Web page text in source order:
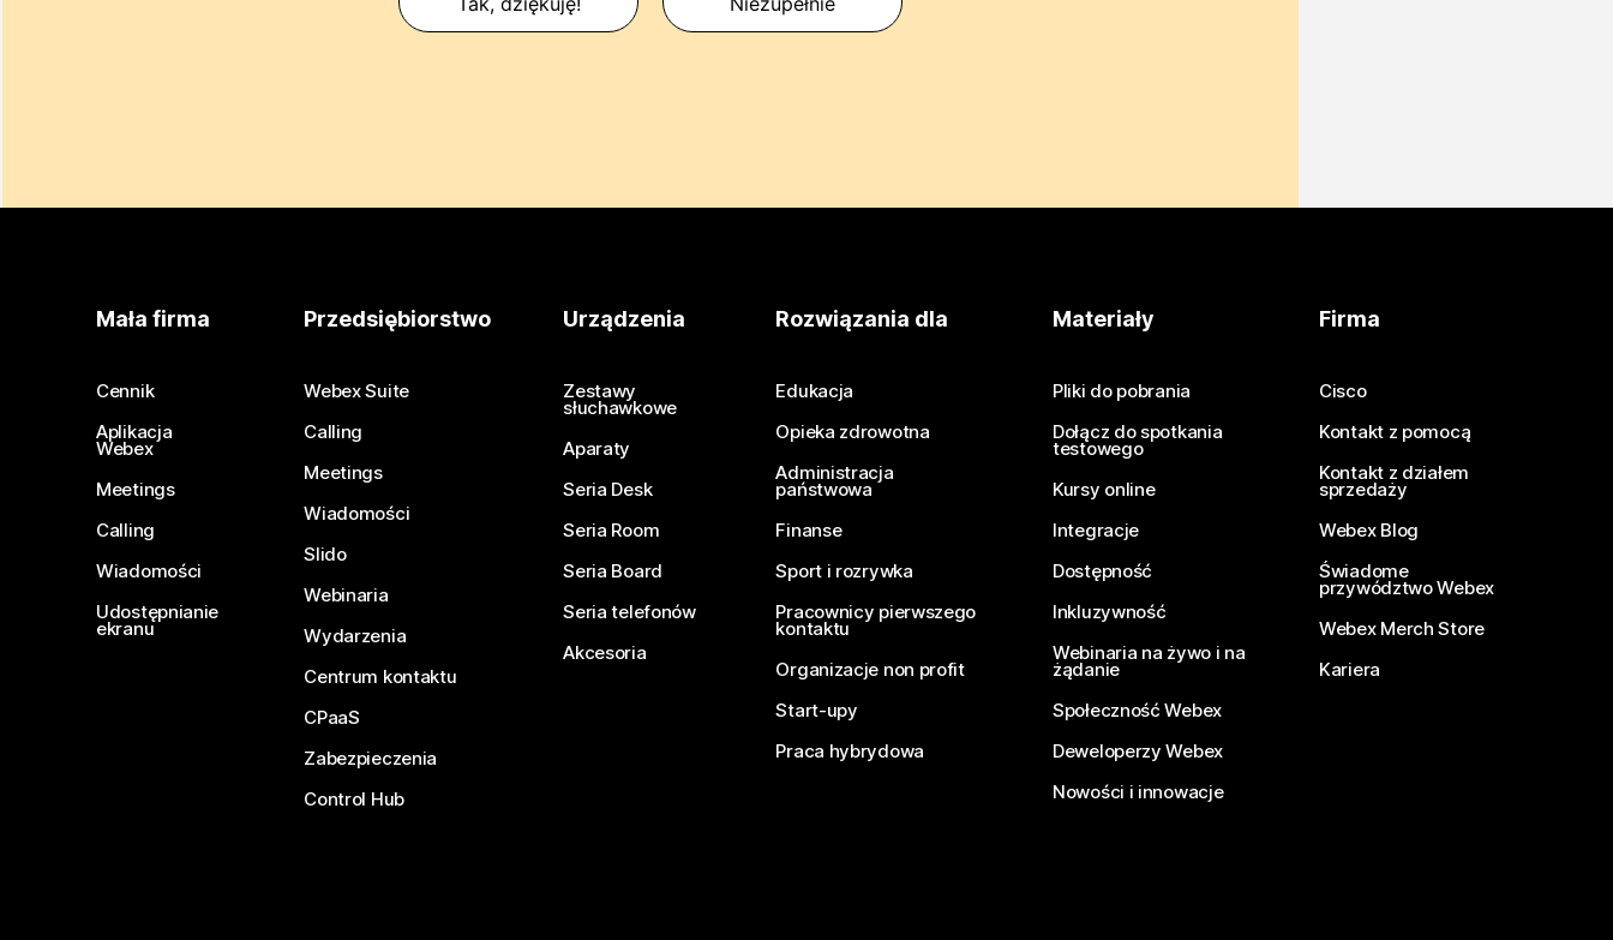
Mała firma
Cennik
Aplikacja
Webex
Meetings
Calling
Wiadomości
Udostępnianie
ekranu
Przedsiębiorstwo
Webex Suite
Calling
Meetings
Wiadomości
Slido
Webinaria
Wydarzenia
Centrum kontaktu
CPaaS
Zabezpieczenia
Control Hub
Urządzenia
Zestawy
słuchawkowe
Aparaty
Seria Desk
Seria Room
Seria Board
Seria telefonów
Akcesoria
Rozwiązania dla
Edukacja
Opieka zdrowotna
Administracja
państwowa
Finanse
Sport i rozrywka
Pracownicy pierwszego
kontaktu
Organizacje non profit
Start-upy
Praca hybrydowa
Materiały
Pliki do pobrania
Dołącz do spotkania
testowego
Kursy online
Integracje
Dostępność
Inkluzywność
Webinaria na żywo i na
żądanie
Społeczność Webex
Deweloperzy Webex
Nowości i innowacje
Firma
Cisco
Kontakt z pomocą
Kontakt z działem
sprzedaży
Webex Blog
Świadome
przywództwo Webex
Webex Merch Store
Kariera